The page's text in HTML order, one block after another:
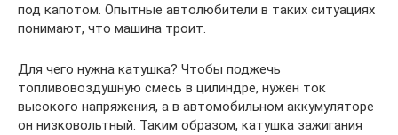
под капотом. Опытные автолюбители в таких ситуациях
понимают, что машина троит.
Для чего нужна катушка? Чтобы поджечь
топливовоздушную смесь в цилиндре, нужен ток
высокого напряжения, а в автомобильном аккумуляторе
он низковольтный. Таким образом, катушка зажигания